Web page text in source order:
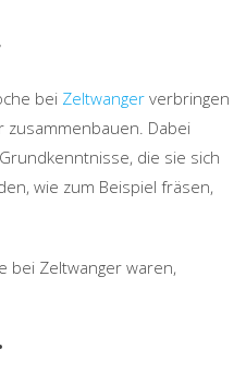
bei Zeltwanger verbringen
Dabei
die sie sich
wie zum Beispiel fräsen,
bei Zeltwanger waren,